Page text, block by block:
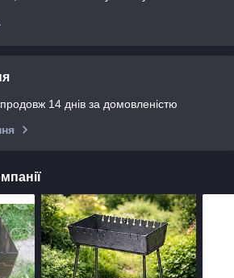
14 днів за домовленістю